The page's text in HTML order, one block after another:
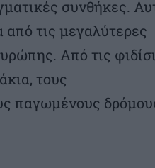
συνθήκες.
από τις μεγαλύτερες
Από τις
τους
παγωμένους